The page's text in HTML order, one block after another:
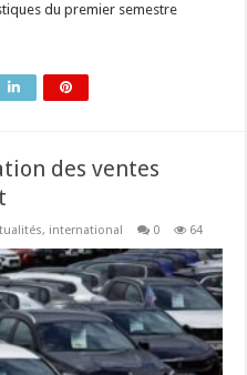
du premier semestre
des ventes
, international 0 64